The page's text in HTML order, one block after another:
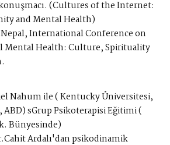
(Cultures of the Internet:
and Mental Health)
International Conference on
Mental Health: Culture, Spirituality
Nahum ile ( Kentucky Üniversitesi,
sGrup Psikoterapisi Eğitimi (
Bünyesinde)
Ardalı'dan psikodinamik